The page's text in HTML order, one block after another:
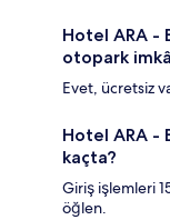
Hotel ARA -
otopark
Evet, ücretsiz
Hotel ARA -
kaçta?
Giriş işlemleri
öğlen.